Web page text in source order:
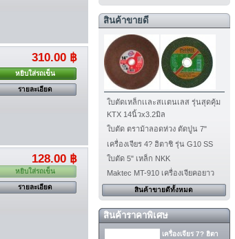
310.00 ฿
หยิบใส่รถเข็น
รายละเอียด
128.00 ฿
หยิบใส่รถเข็น
รายละเอียด
สินค้าขายดี
ใบตัดเหล็กเเละสเเตนเลส รุ่นสุดคุ้ม
KTX 14นิ้วx3.2มิล
ใบตัด ตราม้าลอดห่วง ตัดปูน 7"
เครื่องเจียร 4? ฮิตาชิ รุ่น G10 SS
ใบตัด 5" เหล็ก NKK
Maktec MT-910 เครื่องเจียคอยาว
สินค้าขายดีทั้งหมด
สินค้าราคาพิเศษ
เครื่องเจียร 7? ฮิตา